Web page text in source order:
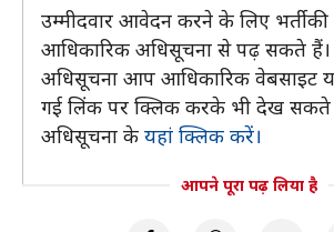
उम्मीदवार आवेदन करने के लिए भर्ती
आधिकारिक अधिसूचना से पढ़ सकते
अधिसूचना आप आधिकारिक वेबसाइट या
गई लिंक पर क्लिक करके भी देख सकते
अधिसूचना के यहां क्लिक करें।
आपने पूरा पढ़ लिया है